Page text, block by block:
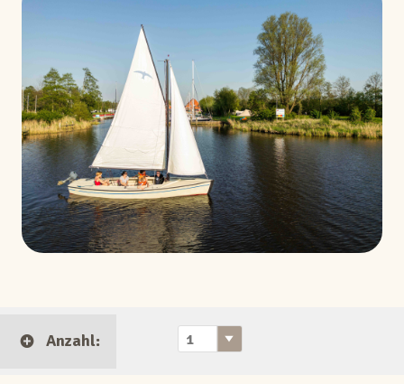
Anzahl: